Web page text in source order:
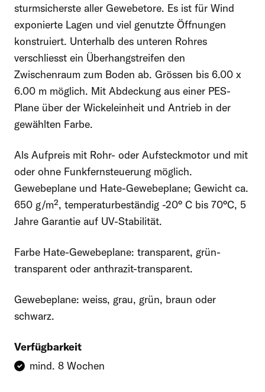
anzufragen.
Rufen Sie uns direkt an:
062 867 90 00
Mo bis Fr, 8 – 12 und 13 – 17 Uhr
Oder kontaktieren Sie uns schriftlich:
E-Mail-Adresse
Telefon
sturmsicherste aller Gewebetore. Es ist für Wind
exponierte Lagen und viel genutzte Öffnungen
konstruiert. Unterhalb des unteren Rohres
verschliesst ein Überhangstreifen den
Zwischenraum zum Boden ab. Grössen bis 6.00 x
6.00 m möglich. Mit Abdeckung aus einer PES-
Plane über der Wickeleinheit und Antrieb in der
gewählten Farbe.
Als Aufpreis mit Rohr- oder Aufsteckmotor und mit
oder ohne Funkfernsteuerung möglich.
Gewebeplane und Hate-Gewebeplane; Gewicht ca.
650 g/m², temperaturbeständig -20° C bis 70°C, 5
Jahre Garantie auf UV-Stabilität.
Farbe Hate-Gewebeplane: transparent, grün-
transparent oder anthrazit-transparent.
Gewebeplane: weiss, grau, grün, braun oder
schwarz.
Verfügbarkeit
mind. 8 Wochen